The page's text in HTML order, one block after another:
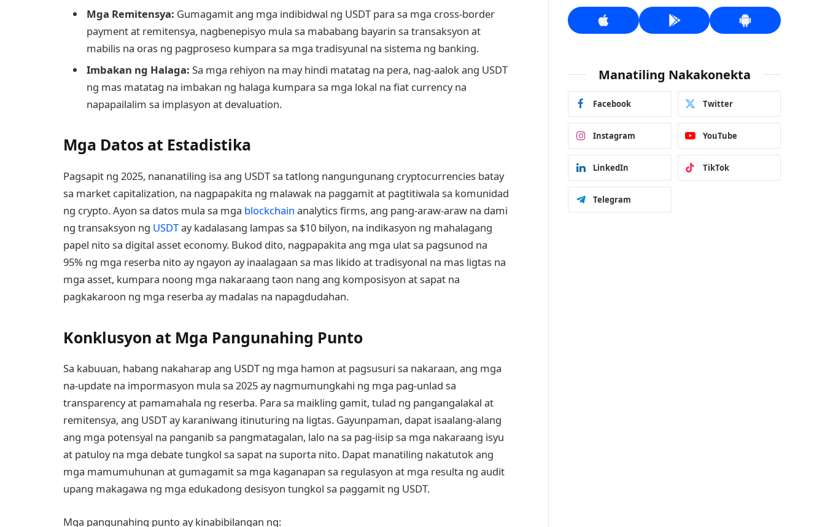
Mga Remitensya: Gumagamit ang mga indibidwal ng USDT para sa mga cross-border
payment at remitensya, nagbenepisyo mula sa mababang bayarin sa transaksyon at
mabilis na oras ng pagproseso kumpara sa mga tradisyunal na sistema ng banking.
Imbakan ng Halaga: Sa mga rehiyon na may hindi matatag na pera, nag-aalok ang USDT
ng mas matatag na imbakan ng halaga kumpara sa mga lokal na fiat currency na
napapailalim sa implasyon at devaluation.
Mga Datos at Estadistika
Pagsapit ng 2025, nananatiling isa ang USDT sa tatlong nangungunang cryptocurrencies batay
sa market capitalization, na nagpapakita ng malawak na paggamit at pagtitiwala sa komunidad
ng crypto. Ayon sa datos mula sa mga blockchain analytics firms, ang pang-araw-araw na dami
ng transaksyon ng USDTay kadalasang lampas sa $10 bilyon, na indikasyon ng mahalagang
papel nito sa digital asset economy. Bukod dito, nagpapakita ang mga ulat sa pagsunod na
95% ng mga reserba nito ay ngayon ay inaalagaan sa mas likido at tradisyonal na mas ligtas na
mga asset, kumpara noong mga nakaraang taon nang ang komposisyon at sapat na
pagkakaroon ng mga reserba ay madalas na napagdudahan.
Konklusyon at Mga Pangunahing Punto
Sa kabuuan, habang nakaharap ang USDT ng mga hamon at pagsusuri sa nakaraan, ang mga
na-update na impormasyon mula sa 2025 ay nagmumungkahi ng mga pag-unlad sa
transparency at pamamahala ng reserba. Para sa maikling gamit, tulad ng pangangalakal at
remitensya, ang USDT ay karaniwang itinuturing na ligtas. Gayunpaman, dapat isaalang-alang
ang mga potensyal na panganib sa pangmatagalan, lalo na sa pag-iisip sa mga nakaraang isyu
at patuloy na mga debate tungkol sa sapat na suporta nito. Dapat manatiling nakatutok ang
mga mamumuhunan at gumagamit sa mga kaganapan sa regulasyon at mga resulta ng audit
upang makagawa ng mga edukadong desisyon tungkol sa paggamit ng USDT.
Mga pangunahing punto ay kinabibilangan ng:
Manatiling Nakakonekta
Facebook Twitter
Instagram YouTube
LinkedIn TikTok
Telegram